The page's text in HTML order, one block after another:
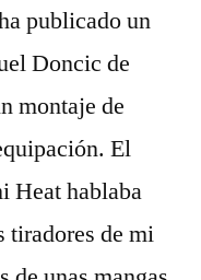
publicado un
Doncic de
montaje de
El
Heat hablaba
tiradores de mi